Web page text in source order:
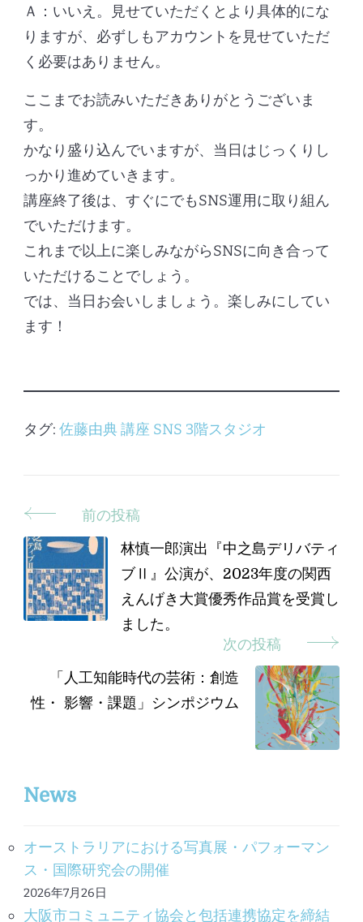
Ａ：いいえ。見せていただくとより具体的にな
りますが、必ずしもアカウントを見せていただ
く必要はありません。
ここまでお読みいただきありがとうございま
す。
かなり盛り込んでいますが、当日はじっくりし
っかり進めていきます。
講座終了後は、すぐにでもSNS運用に取り組ん
でいただけます。
これまで以上に楽しみながらSNSに向き合って
いただけることでしょう。
では、当日お会いしましょう。楽しみにしてい
ます！
タグ: 佐藤由典講座 SNS 3階スタジオ
投
稿
ナ
ビ
シ
前の投稿
林慎一郎演出『中之島デリバティ
ブⅡ』公演が、2023年度の関西
えんげき大賞優秀作品賞を受賞し
ました。
次の投稿
「人工知能時代の芸術：創造
性・ 影響・課題」シンポジウム
News
オーストラリアにおける写真展・パフォーマン
ス・国際研究会の開催
2026年7月26日
大阪市コミュニティ協会と包括連携協定を締結